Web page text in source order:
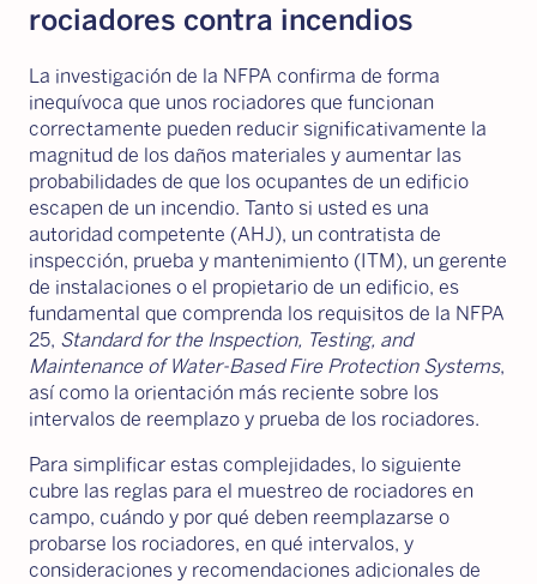
rociadores contra incendios
La investigación de la NFPA confirma de forma
inequívoca que unos rociadores que funcionan
correctamente pueden reducir significativamente la
magnitud de los daños materiales y aumentar las
probabilidades de que los ocupantes de un edificio
escapen de un incendio. Tanto si usted es una
autoridad competente (AHJ), un contratista de
inspección, prueba y mantenimiento (ITM), un gerente
de instalaciones o el propietario de un edificio, es
fundamental que comprenda los requisitos de la NFPA
25, Standard for the Inspection, Testing, and
Maintenance of Water-Based Fire Protection Systems,
así como la orientación más reciente sobre los
intervalos de reemplazo y prueba de los rociadores.
Para simplificar estas complejidades, lo siguiente
cubre las reglas para el muestreo de rociadores en
campo, cuándo y por qué deben reemplazarse o
probarse los rociadores, en qué intervalos, y
consideraciones y recomendaciones adicionales de